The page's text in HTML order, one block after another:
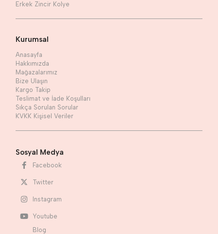
Erkek Zincir Kolye
Kurumsal
Anasayfa
Hakkımızda
Mağazalarımız
Bize Ulaşın
Kargo Takip
Teslimat ve İade Koşulları
Sıkça Sorulan Sorular
KVKK Kişisel Veriler
Sosyal Medya
Facebook
Twitter
Instagram
Youtube
Blog